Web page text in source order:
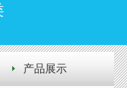
产品展示